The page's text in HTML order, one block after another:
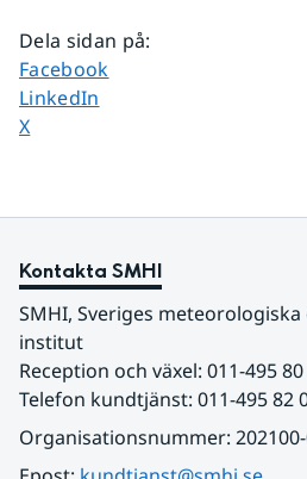
Dela sidan på:
Dela sidan på
Facebook
Dela sidan på
LinkedIn
Dela sidan på
X
Kontakta SMHI
SMHI, Sveriges
institut
Reception och växel: 011-495
Telefon kundtjänst: 011-495 82
Organisationsnummer: